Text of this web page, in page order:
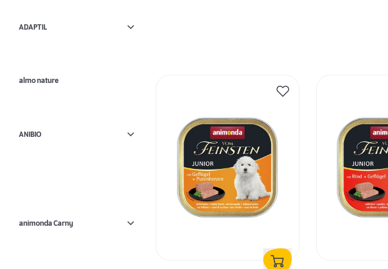
ADAPTIL
almo nature
ANIBIO
animonda Carny